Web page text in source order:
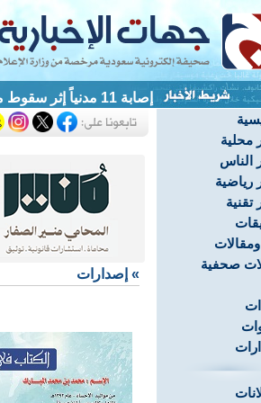
إصابة 11 مدنياً إثر سقوط مقذوفات حوثية على نجران
محلية
الناس
رياضية
تقنية
ومقالات
صحفية
» إصدارات